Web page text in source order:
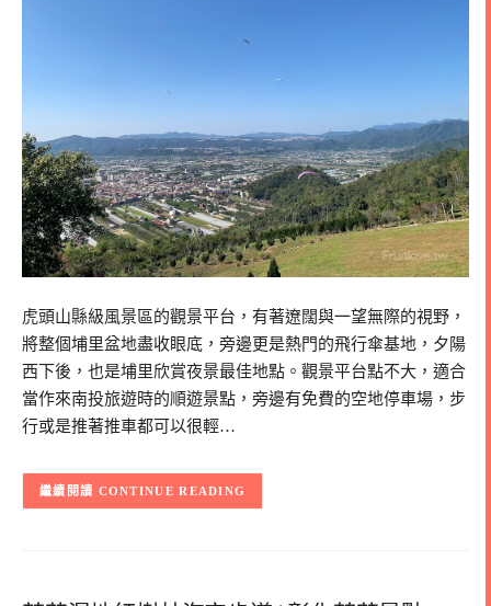
虎頭山縣級風景區的觀景平台，有著遼闊與一望無際的視野，
將整個埔里盆地盡收眼底，旁邊更是熱門的飛行傘基地，夕陽
西下後，也是埔里欣賞夜景最佳地點。觀景平台點不大，適合
當作來南投旅遊時的順遊景點，旁邊有免費的空地停車場，步
行或是推著推車都可以很輕…
CONTINUE READING